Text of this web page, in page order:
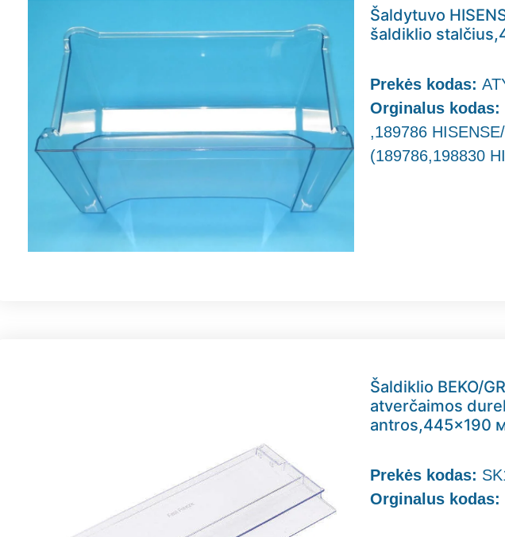
Šaldytuvo
šaldiklio
Prekės kodas:
Orginalus kodas:
,189786
(189786,198830
Šaldiklio BEKO/
atverčaimos
antros,445×190
Prekės kodas:
Orginalus kodas: